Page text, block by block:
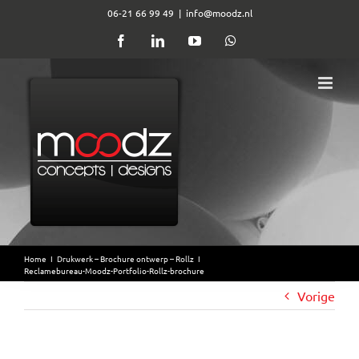
06-21 66 99 49 | info@moodz.nl
FacebookLinkedInYouTube
Home I Drukwerk – Brochure ontwerp – Rollz I
Reclamebureau-Moodz-Portfolio-Rollz-brochure
Vorige